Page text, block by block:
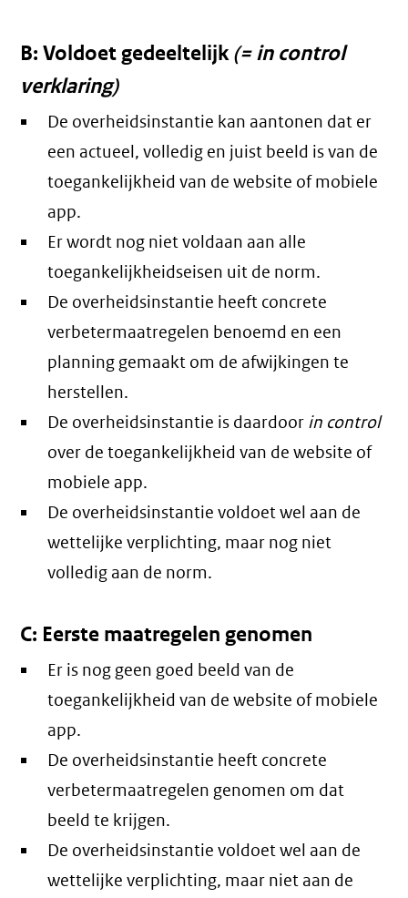
B: Voldoet gedeeltelijk(= in control
verklaring)
De overheidsinstantie kan aantonen dat er
een actueel, volledig en juist beeld is van de
toegankelijkheid van de website of mobiele
app.
Er wordt nog niet voldaan aan alle
toegankelijkheidseisen uit de norm.
De overheidsinstantie heeft concrete
verbetermaatregelen benoemd en een
planning gemaakt om de afwijkingen te
herstellen.
De overheidsinstantie is daardoor in control
over de toegankelijkheid van de website of
mobiele app.
De overheidsinstantie voldoet wel aan de
wettelijke verplichting, maar nog niet
volledig aan de norm.
C: Eerste maatregelen genomen
Er is nog geen goed beeld van de
toegankelijkheid van de website of mobiele
app.
De overheidsinstantie heeft concrete
verbetermaatregelen genomen om dat
beeld te krijgen.
De overheidsinstantie voldoet wel aan de
wettelijke verplichting, maar niet aan de